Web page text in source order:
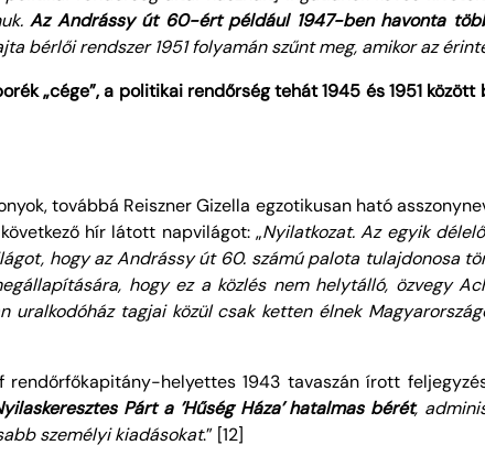
Az Andrássy út 60-ért például 1947-ben havonta
bérlői rendszer 1951 folyamán szűnt meg, amikor az
„cége”, a politikai rendőrség tehát 1945 és 1951
továbbá Reiszner Gizella egzotikusan ható
hír látott napvilágot: „Nyilatkozat. Az egyik
hogy az Andrássy út 60. számú palota tulajdonosa
hogy ez a közlés nem helytálló, özvegy
uralkodóház tagjai közül csak ketten élnek
rendőrfőkapitány-helyettes 1943 tavaszán írott
Párt a ’Hűség Háza’ hatalmas bérét,
személyi kiadásokat.” [12]